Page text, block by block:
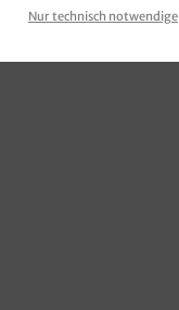
Nur technisch notwendige